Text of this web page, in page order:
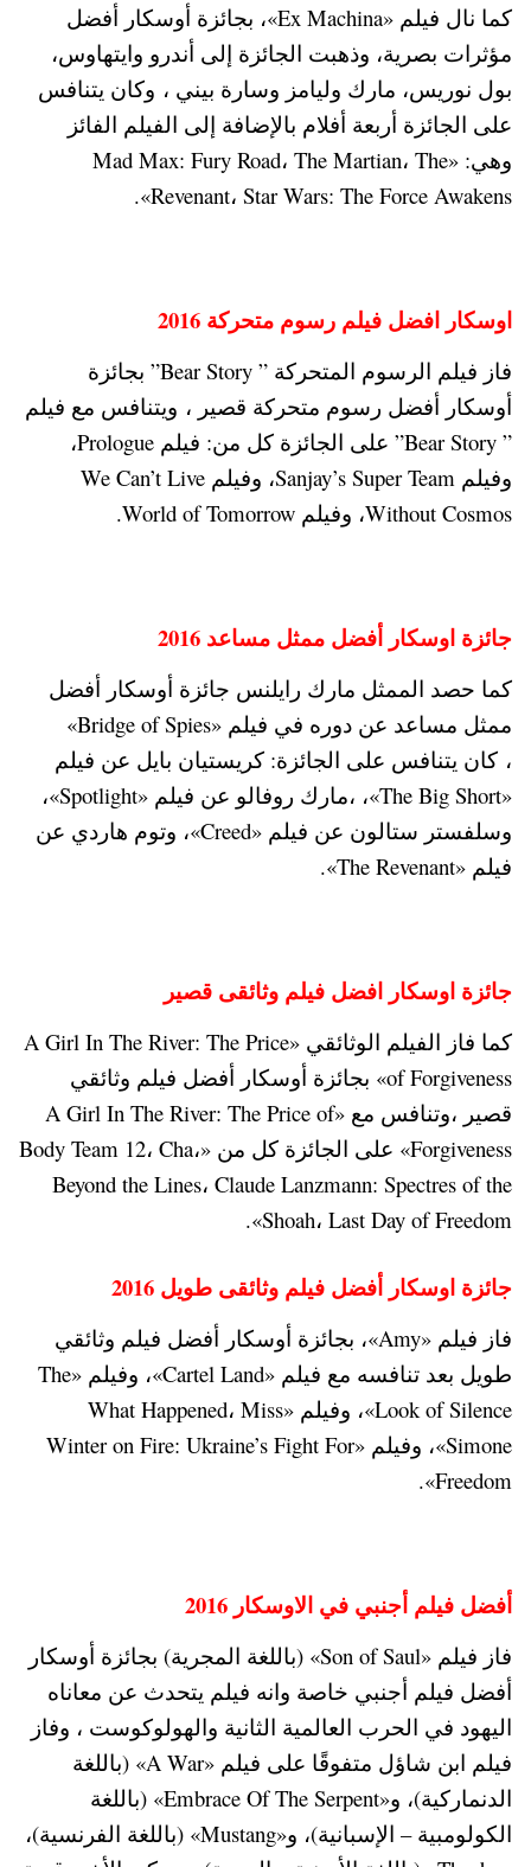
كما نال فيلم «Ex Machina»، بجائزة أوسكار أفضل
مؤثرات بصرية، وذهبت الجائزة إلى أندرو وايتهاوس،
بول نوريس، مارك وليامز وسارة بيني ، وكان يتنافس
على الجائزة أربعة أفلام بالإضافة إلى الفيلم الفائز
وهي: «Mad Max: Fury Road، The Martian، The
Revenant، Star Wars: The Force Awakens».
اوسكار افضل فيلم رسوم متحركة 2016
فاز فيلم الرسوم المتحركة ” Bear Story” بجائزة
أوسكار أفضل رسوم متحركة قصير ، ويتنافس مع فيلم
” Bear Story” على الجائزة كل من: فيلم Prologue،
وفيلم Sanjay’s Super Team، وفيلم We Can’t Live
Without Cosmos، وفيلم World of Tomorrow.
جائزة اوسكار أفضل ممثل مساعد 2016
كما حصد الممثل مارك رايلنس جائزة أوسكار أفضل
ممثل مساعد عن دوره في فيلم «Bridge of Spies»
، كان يتنافس على الجائزة: كريستيان بايل عن فيلم
«The Big Short»، ،مارك روفالو عن فيلم «Spotlight»،
وسلفستر ستالون عن فيلم «Creed»، وتوم هاردي عن
فيلم «The Revenant».
جائزة اوسكار افضل فيلم وثائقى قصير
كما فاز الفيلم الوثائقي «A Girl In The River: The Price
of Forgiveness» بجائزة أوسكار أفضل فيلم وثائقي
قصير ،وتنافس مع «A Girl In The River: The Price of
Forgiveness» على الجائزة كل من «Body Team 12، Cha،
Beyond the Lines، Claude Lanzmann: Spectres of the
Shoah، Last Day of Freedom».
جائزة اوسكار أفضل فيلم وثائقى طويل 2016
فاز فيلم «Amy»، بجائزة أوسكار أفضل فيلم وثائقي
طويل بعد تنافسه مع فيلم «Cartel Land»، وفيلم «The
Look of Silence»، وفيلم «What Happened، Miss
Simone»، وفيلم «Winter on Fire: Ukraine’s Fight For
Freedom».
أفضل فيلم أجنبي في الاوسكار 2016
فاز فيلم «Son of Saul» (باللغة المجرية) بجائزة أوسكار
أفضل فيلم أجنبي خاصة وانه فيلم يتحدث عن معاناه
اليهود في الحرب العالمية الثانية والهولوكوست ، وفاز
فيلم ابن شاؤل متفوقًا على فيلم «A War» (باللغة
الدنماركية)، و«Embrace Of The Serpent» (باللغة
الكولومبية – الإسبانية)، و«Mustang» (باللغة الفرنسية)،